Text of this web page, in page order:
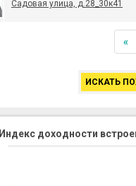
Садовая улица, д.28_30к41
«
ИСКАТЬ
Индекс доходности